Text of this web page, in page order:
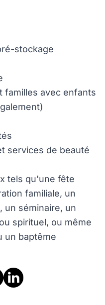
stockage
familles avec enfants
services de beauté
tels qu'une fête
familiale, un
un séminaire, un
spirituel, ou même
un baptême